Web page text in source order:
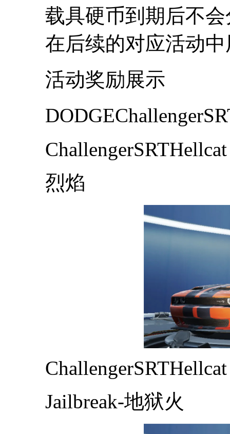
载具硬币到期后不
在后续的对应活动
活动奖励展示
ChallengerSRTHellcat
烈焰
ChallengerSRTHellcat
Jailbreak-地狱火